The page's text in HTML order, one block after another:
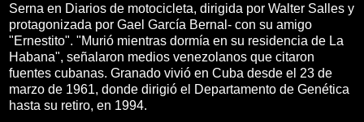
Serna en Diarios de motocicleta, dirigida por Walter Salles y
protagonizada por Gael García Bernal- con su amigo
"Ernestito". "Murió mientras dormía en su residencia de La
Habana", señalaron medios venezolanos que citaron
fuentes cubanas. Granado vivió en Cuba desde el 23 de
marzo de 1961, donde dirigió el Departamento de Genética
hasta su retiro, en 1994.